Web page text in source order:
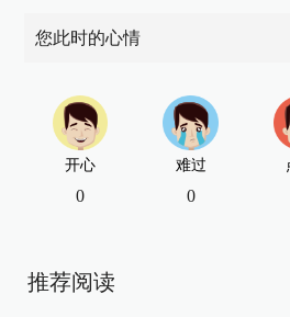
您此时的心情
开心
0
难过
0
推荐阅读